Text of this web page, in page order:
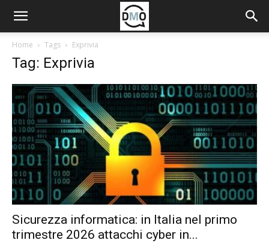
Home Tags Exprivia
Tag: Exprivia
Sicurezza informatica: in Italia nel primo
trimestre 2026 attacchi cyber in...